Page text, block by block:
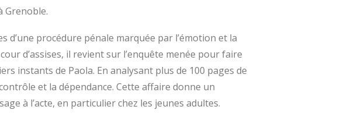
Grenoble.
d’une procédure pénale marquée par l’émotion et la
d’assises, il revient sur l’enquête menée pour faire
instants de Paola. En analysant plus de 100 pages de
et la dépendance. Cette affaire donne un
à l’acte, en particulier chez les jeunes adultes.